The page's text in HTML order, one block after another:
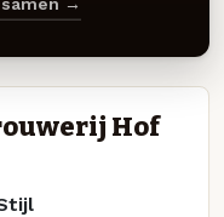
→
Hof